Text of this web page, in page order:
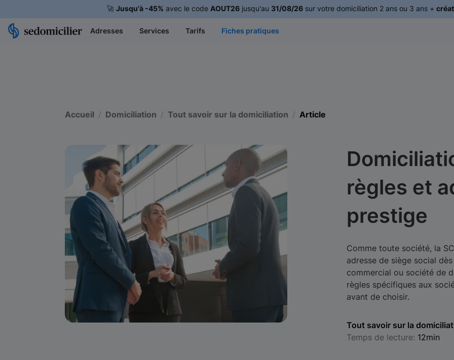
🚀 Jusqu'à -45% avec le code AOUT26jusqu'au 31/08/26sur votre domiciliation 2 ans ou 3 ans +
Adresses Services Tarifs Fiches pratiques
Accueil Domiciliation Tout savoir sur la domiciliation Article
règles et
prestige
Comme toute société, la
adresse de siège social
commercial ou société de
règles spécifiques aux
avant de choisir.
Tout savoir sur la
Temps de lecture: 12min